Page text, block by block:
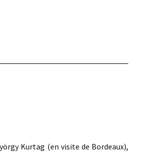
Kurtag (en visite de Bordeaux),